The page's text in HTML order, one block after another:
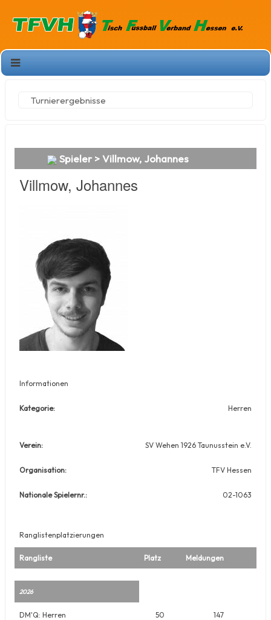
Turnierergebnisse
Spieler > Villmow, Johannes
Villmow, Johannes
Informationen
Kategorie: Herren
Verein: SV Wehen 1926 Taunusstein e.V.
Organisation: TFV Hessen
Nationale Spielernr.: 02-1063
Ranglistenplatzierungen
Rangliste Platz Meldungen
2026
DM'Q: Herren 50 147